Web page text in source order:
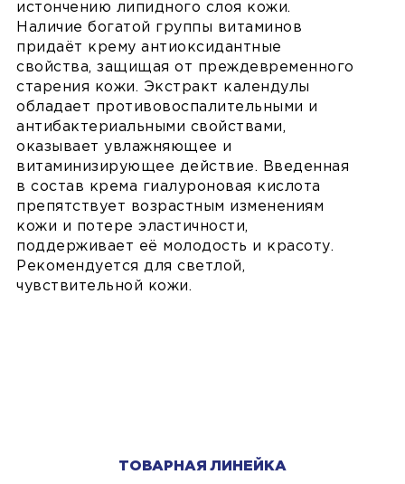
истончению липидного слоя кожи.
Наличие богатой группы витаминов
придаёт крему антиоксидантные
свойства, защищая от преждевременного
старения кожи. Экстракт календулы
обладает противовоспалительными и
антибактериальными свойствами,
оказывает увлажняющее и
витаминизирующее действие. Введенная
в состав крема гиалуроновая кислота
препятствует возрастным изменениям
кожи и потере эластичности,
поддерживает её молодость и красоту.
Рекомендуется для светлой,
чувствительной кожи.
ТОВАРНАЯ ЛИНЕЙКА